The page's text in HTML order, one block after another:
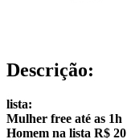
Descrição:
lista:
Mulher free até as 1h
Homem na lista R$ 20